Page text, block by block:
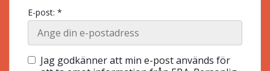
E-post: *
Jag godkänner att min e-post används för